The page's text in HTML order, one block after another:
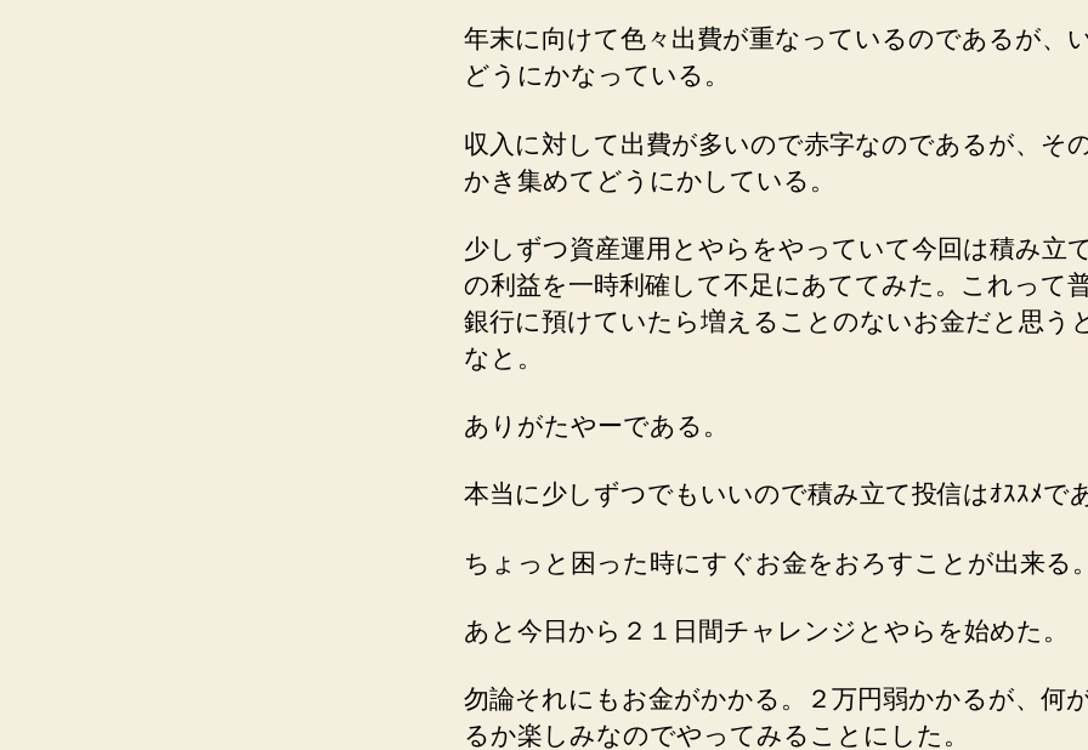
年末に向けて色々出費が重なっているのであるが、
どうにかなっている。
収入に対して出費が多いので赤字なのであるが、そ
かき集めてどうにかしている。
少しずつ資産運用とやらをやっていて今回は積み立
の利益を一時利確して不足にあててみた。これって
銀行に預けていたら増えることのないお金だと思う
なと。
ありがたやーである。
本当に少しずつでもいいので積み立て投信はｵｽｽﾒで
ちょっと困った時にすぐお金をおろすことが出来る。
あと今日から２１日間チャレンジとやらを始めた。
勿論それにもお金がかかる。２万円弱かかるが、何
るか楽しみなのでやってみることにした。